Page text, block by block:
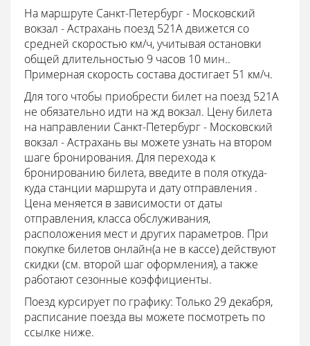
На маршруте Санкт-Петербург - Московский
вокзал - Астрахань поезд 521А движется со
средней скоростью км/ч, учитывая остановки
общей длительностью 9 часов 10 мин..
Примерная скорость состава достигает 51 км/ч.
Для того чтобы приобрести билет на поезд 521А
не обязательно идти на жд вокзал. Цену билета
на направлении Санкт-Петербург - Московский
вокзал - Астрахань вы можете узнать на втором
шаге бронирования. Для перехода к
бронированию билета, введите в поля откуда-
куда станции маршрута и дату отправления .
Цена меняется в зависимости от даты
отправления, класса обслуживания,
расположения мест и других параметров. При
покупке билетов онлайн(а не в кассе) действуют
скидки (см. второй шаг оформления), а также
работают сезонные коэффициенты.
Поезд курсирует по графику: Только 29 декабря,
расписание поезда вы можете посмотреть по
ссылке ниже.